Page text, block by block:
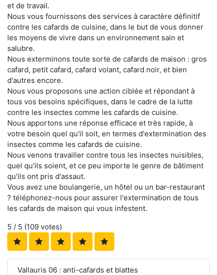
et de travail.
Nous vous fournissons des services à caractère définitif
contre les cafards de cuisine, dans le but de vous donner
les moyens de vivre dans un environnement sain et
salubre.
Nous exterminons toute sorte de cafards de maison : gros
cafard, petit cafard, cafard volant, cafard noir, et bien
d'autres encore.
Nous vous proposons une action ciblée et répondant à
tous vos besoins spécifiques, dans le cadre de la lutte
contre les insectes comme les cafards de cuisine.
Nous apportons une réponse efficace et très rapide, à
votre besoin quel qu'il soit, en termes d'extermination des
insectes comme les cafards de cuisine.
Nous venons travailler contre tous les insectes nuisibles,
quel qu'ils soient, et ce peu importe le genre de bâtiment
qu'ils ont pris d'assaut.
Vous avez une boulangerie, un hôtel ou un bar-restaurant
? téléphonez-nous pour assurer l'extermination de tous
les cafards de maison qui vous infestent.
5 / 5 (109 votes)
Vallauris 06 : anti-cafards et blattes